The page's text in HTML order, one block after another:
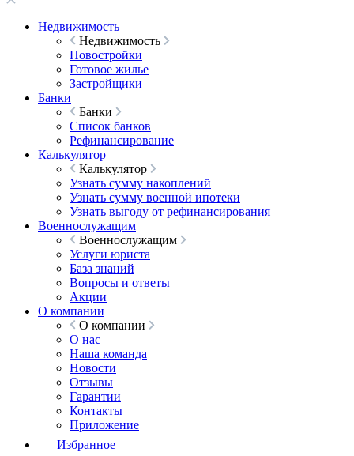
Недвижимость
Недвижимость
Новостройки
Готовое жилье
Застройщики
Банки
Банки
Список банков
Рефинансирование
Калькулятор
Калькулятор
Узнать сумму накоплений
Узнать сумму военной ипотеки
Узнать выгоду от рефинансирования
Военнослужащим
Военнослужащим
Услуги юриста
База знаний
Вопросы и ответы
Акции
О компании
О компании
О нас
Наша команда
Новости
Отзывы
Гарантии
Контакты
Приложение
Избранное